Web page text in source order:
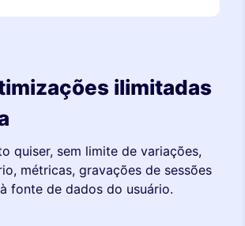
ilimitadas
quiser, sem limite de variações,
métricas, gravações de sessões
fonte de dados do usuário.